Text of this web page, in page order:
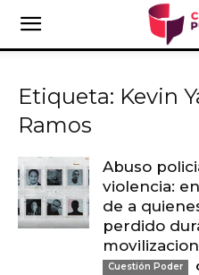
Etiqueta: Kevin
Ramos
Abuso
violencia:
de a
perdido
Cuestión Poder